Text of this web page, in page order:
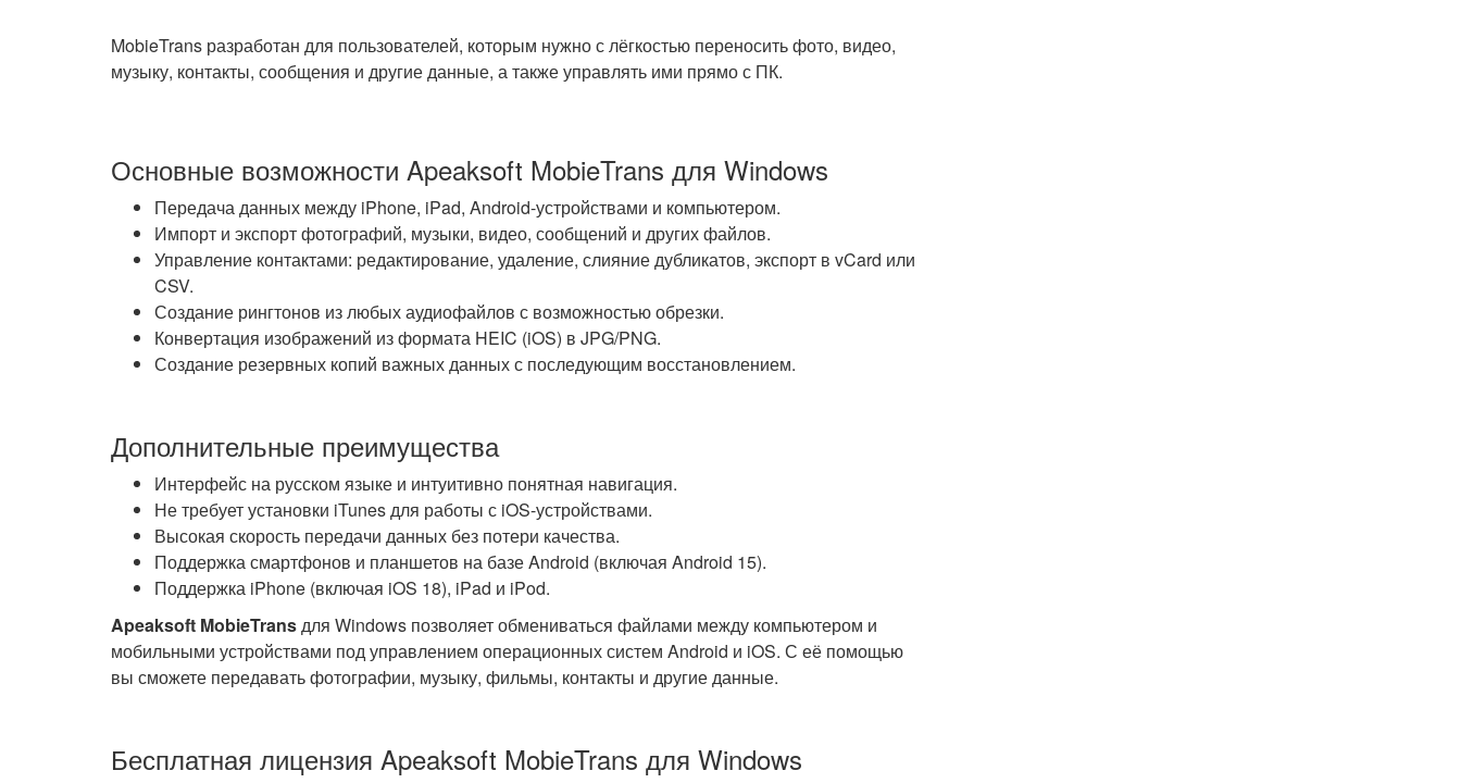
MobieTrans разработан для пользователей, которым нужно с лёгкостью переносить фото, видео,
музыку, контакты, сообщения и другие данные, а также управлять ими прямо с ПК.
Основные возможности Apeaksoft MobieTrans для Windows
Передача данных между iPhone, iPad, Android-устройствами и компьютером.
Импорт и экспорт фотографий, музыки, видео, сообщений и других файлов.
Управление контактами: редактирование, удаление, слияние дубликатов, экспорт в vCard или
CSV.
Создание рингтонов из любых аудиофайлов с возможностью обрезки.
Конвертация изображений из формата HEIC (iOS) в JPG/PNG.
Создание резервных копий важных данных с последующим восстановлением.
Дополнительные преимущества
Интерфейс на русском языке и интуитивно понятная навигация.
Не требует установки iTunes для работы с iOS-устройствами.
Высокая скорость передачи данных без потери качества.
Поддержка смартфонов и планшетов на базе Android (включая Android 15).
Поддержка iPhone (включая iOS 18), iPad и iPod.
Apeaksoft MobieTransдля Windows позволяет обмениваться файлами между компьютером и
мобильными устройствами под управлением операционных систем Android и iOS. С её помощью
вы сможете передавать фотографии, музыку, фильмы, контакты и другие данные.
Бесплатная лицензия Apeaksoft MobieTrans для Windows